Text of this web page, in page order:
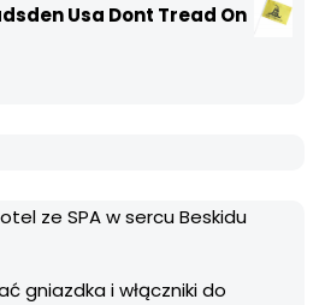
Usa Dont Tread On
ze SPA w sercu Beskidu
gniazdka i włączniki do